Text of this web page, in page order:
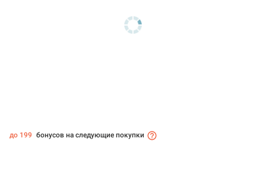
до 199 бонусов на следующие покупки